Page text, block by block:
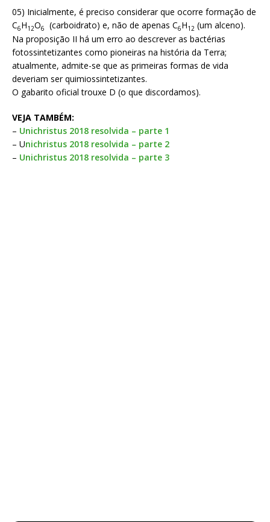
05) Inicialmente, é preciso considerar que ocorre formação de
C6H12O6 (carboidrato) e, não de apenas C6H12 (um alceno).
Na proposição II há um erro ao descrever as bactérias
fotossintetizantes como pioneiras na história da Terra;
atualmente, admite-se que as primeiras formas de vida
deveriam ser quimiossintetizantes.
O gabarito oficial trouxe D (o que discordamos).
VEJA TAMBÉM:
– Unichristus 2018 resolvida – parte 1
– Unichristus 2018 resolvida – parte 2
– Unichristus 2018 resolvida – parte 3